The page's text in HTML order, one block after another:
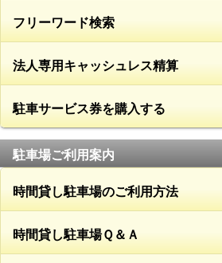
フリーワード検索
法人専用キャッシュレス精算
駐車サービス券を購入する
駐車場ご利用案内
時間貸し駐車場のご利用方法
時間貸し駐車場Ｑ＆Ａ